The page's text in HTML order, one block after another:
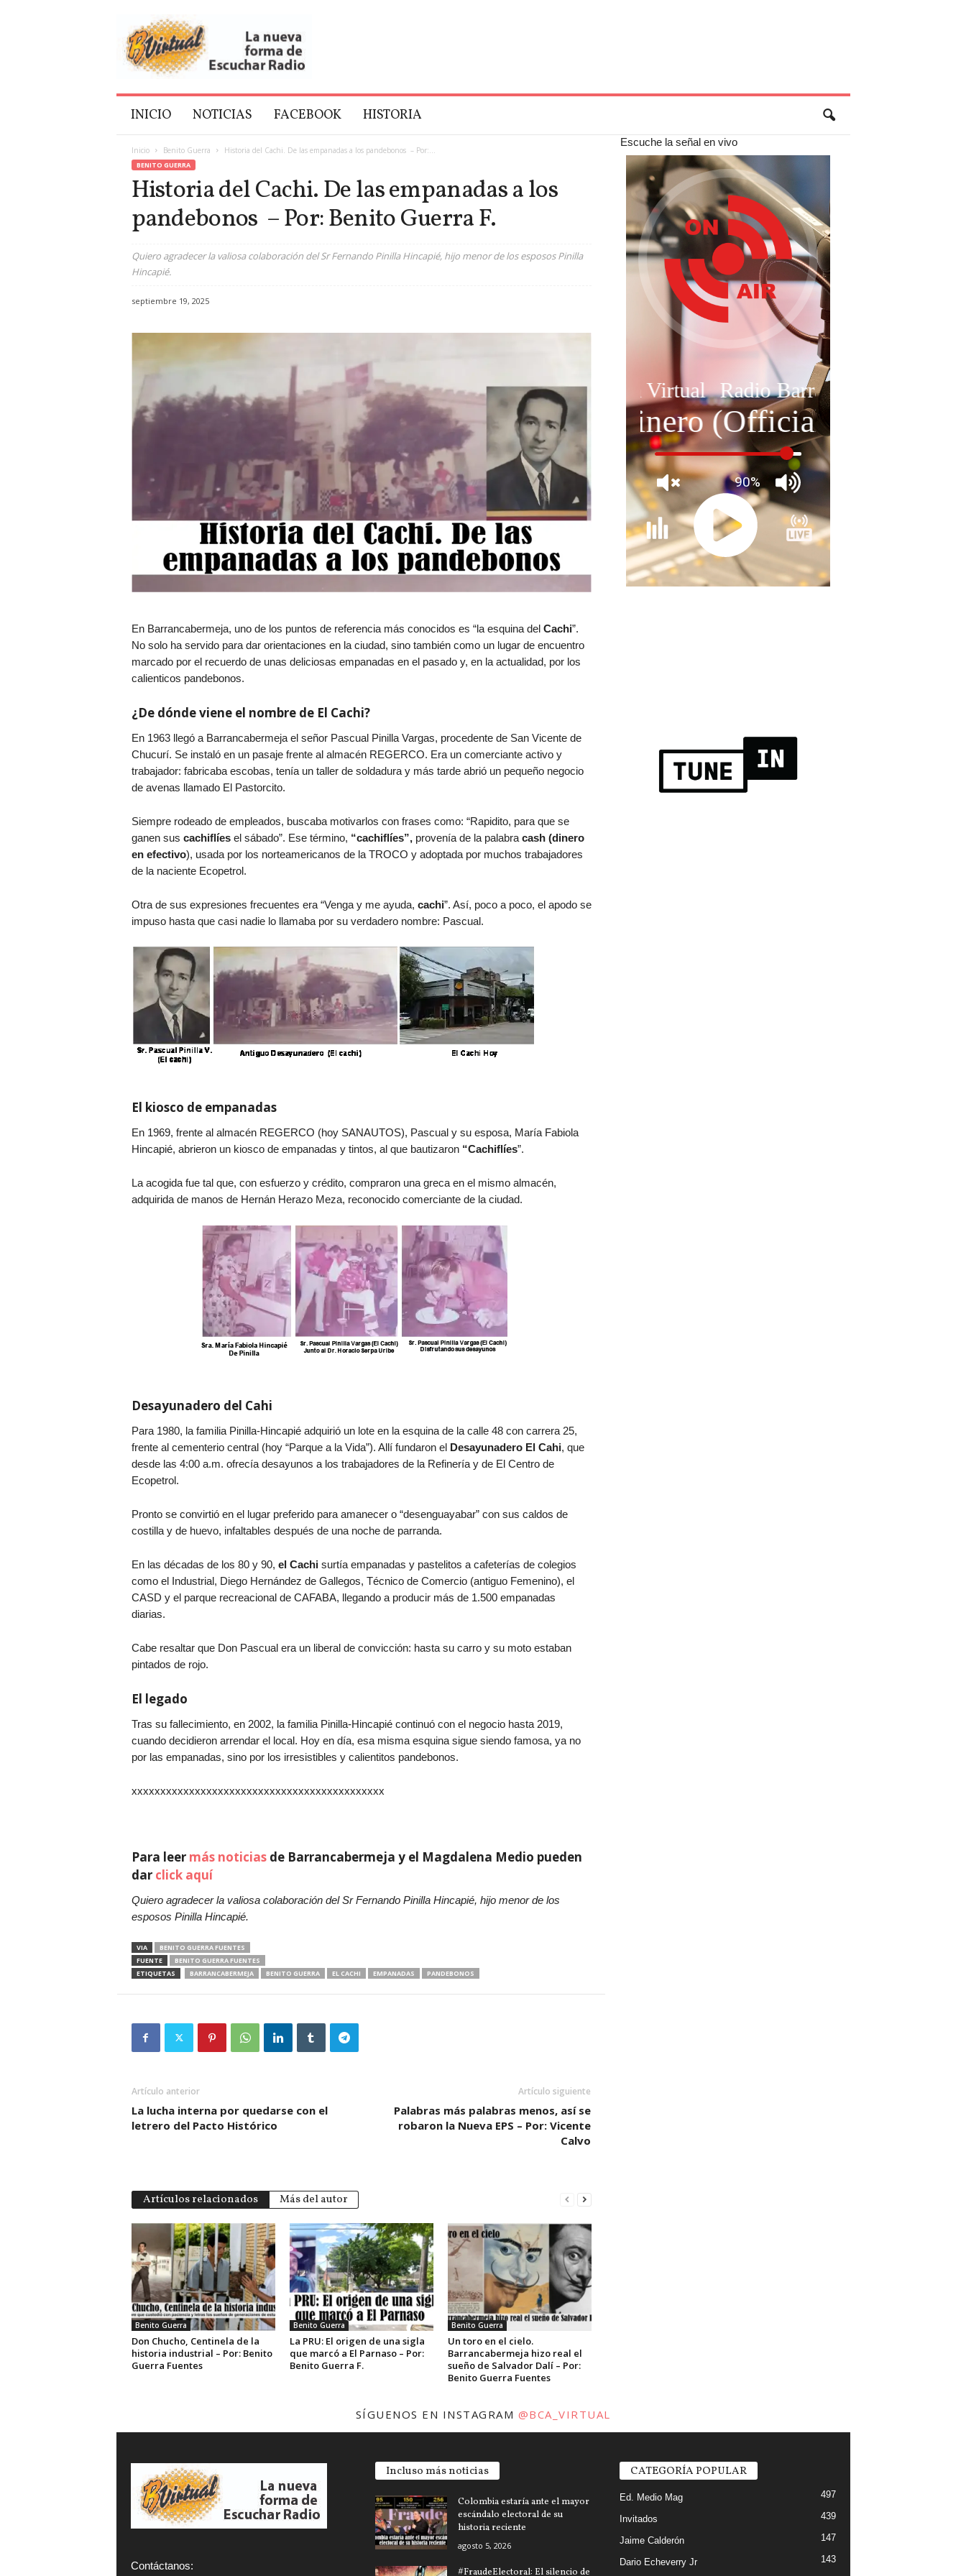
INICIO NOTICIAS FACEBOOK HISTORIA
Inicio Benito Guerra Historia del Cachi. De las empanadas a los pandebonos – Por:...
BENITO GUERRA
Historia del Cachi. De las empanadas a los
pandebonos – Por: Benito Guerra F.
Quiero agradecer la valiosa colaboración del Sr Fernando Pinilla Hincapié, hijo menor de los esposos Pinilla
Hincapié.
septiembre 19, 2025
En Barrancabermeja, uno de los puntos de referencia más conocidos es “la esquina del Cachi”.
No solo ha servido para dar orientaciones en la ciudad, sino también como un lugar de encuentro
marcado por el recuerdo de unas deliciosas empanadas en el pasado y, en la actualidad, por los
calienticos pandebonos.
¿De dónde viene el nombre de El Cachi?
En 1963 llegó a Barrancabermeja el señor Pascual Pinilla Vargas, procedente de San Vicente de
Chucurí. Se instaló en un pasaje frente al almacén REGERCO. Era un comerciante activo y
trabajador: fabricaba escobas, tenía un taller de soldadura y más tarde abrió un pequeño negocio
de avenas llamado El Pastorcito.
Siempre rodeado de empleados, buscaba motivarlos con frases como: “Rapidito, para que se
ganen sus cachiflíes el sábado”. Ese término, “cachiflíes”,provenía de la palabra cash (dinero
en efectivo), usada por los norteamericanos de la TROCO y adoptada por muchos trabajadores
de la naciente Ecopetrol.
Otra de sus expresiones frecuentes era “Venga y me ayuda, cachi”. Así, poco a poco, el apodo se
impuso hasta que casi nadie lo llamaba por su verdadero nombre: Pascual.
El kiosco de empanadas
En 1969, frente al almacén REGERCO (hoy SANAUTOS), Pascual y su esposa, María Fabiola
Hincapié, abrieron un kiosco de empanadas y tintos, al que bautizaron “Cachiflíes”.
La acogida fue tal que, con esfuerzo y crédito, compraron una greca en el mismo almacén,
adquirida de manos de Hernán Herazo Meza, reconocido comerciante de la ciudad.
Desayunadero del Cahi
Para 1980, la familia Pinilla-Hincapié adquirió un lote en la esquina de la calle 48 con carrera 25,
frente al cementerio central (hoy “Parque a la Vida”). Allí fundaron el Desayunadero El Cahi, que
desde las 4:00 a.m. ofrecía desayunos a los trabajadores de la Refinería y de El Centro de
Ecopetrol.
Pronto se convirtió en el lugar preferido para amanecer o “desenguayabar” con sus caldos de
costilla y de huevo, infaltables después de una noche de parranda.
En las décadas de los 80 y 90, el Cachisurtía empanadas y pastelitos a cafeterías de colegios
como el Industrial, Diego Hernández de Gallegos, Técnico de Comercio (antiguo Femenino), el
CASD y el parque recreacional de CAFABA, llegando a producir más de 1.500 empanadas
diarias.
Cabe resaltar que Don Pascual era un liberal de convicción: hasta su carro y su moto estaban
pintados de rojo.
El legado
Tras su fallecimiento, en 2002, la familia Pinilla-Hincapié continuó con el negocio hasta 2019,
cuando decidieron arrendar el local. Hoy en día, esa misma esquina sigue siendo famosa, ya no
por las empanadas, sino por los irresistibles y calientitos pandebonos.
xxxxxxxxxxxxxxxxxxxxxxxxxxxxxxxxxxxxxxxxxxxx
Para leer más noticiasde Barrancabermeja y el Magdalena Medio pueden
dar click aquí
Quiero agradecer la valiosa colaboración del Sr Fernando Pinilla Hincapié, hijo menor de los
esposos Pinilla Hincapié.
VIA
BENITO GUERRA FUENTES
FUENTE
BENITO GUERRA FUENTES
ETIQUETAS
BARRANCABERMEJA BENITO GUERRA EL CACHI EMPANADAS PANDEBONOS
Artículo anterior
La lucha interna por quedarse con el
letrero del Pacto Histórico
Artículo siguiente
Palabras más palabras menos, así se
robaron la Nueva EPS – Por: Vicente
Calvo
Artículos relacionados Más del autor
Benito Guerra
Don Chucho, Centinela de la
historia industrial – Por: Benito
Guerra Fuentes
Benito Guerra
La PRU: El origen de una sigla
que marcó a El Parnaso – Por:
Benito Guerra F.
Benito Guerra
Un toro en el cielo.
Barrancabermeja hizo real el
sueño de Salvador Dalí – Por:
Benito Guerra Fuentes
Escuche la señal en vivo
SÍGUENOS EN INSTAGRAM @BCA_VIRTUAL
Contáctanos:
Incluso más noticias
Colombia estaría ante el mayor
escándalo electoral de su
historia reciente
agosto 5, 2026
#FraudeElectoral: El silencio de
CATEGORÍA POPULAR
Ed. Medio Mag 497
Invitados 439
Jaime Calderón 147
Dario Echeverry Jr
143